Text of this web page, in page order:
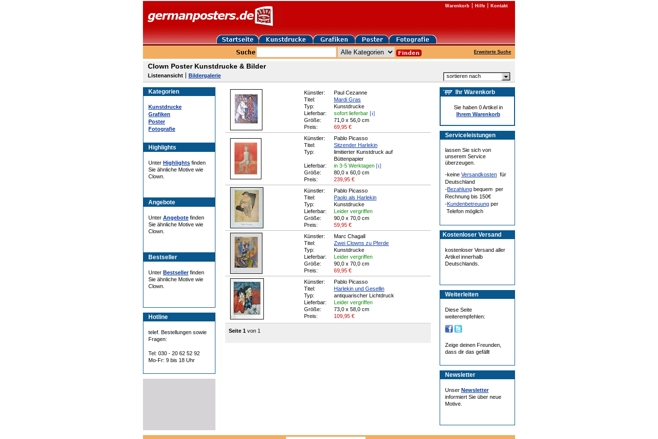
Warenkorb Hilfe Kontakt
Erweiterte Suche
Clown Poster Kunstdrucke & Bilder
Listenansicht Bildergalerie sortieren nach
Kategorien
Kunstdrucke
Grafiken
Poster
Fotografie
Highlights
Unter Highlights finden
Sie ähnliche Motive wie
Clown.
Angebote
Unter Angebote finden
Sie ähnliche Motive wie
Clown.
Bestseller
Unter Bestsellerfinden
Sie ähnliche Motive wie
Clown.
Hotline
telef. Bestellungen sowie
Fragen:
Tel: 030 - 20 62 52 92
Mo-Fr: 9 bis 18 Uhr
Künstler:
Paul Cezanne
Titel:
Mardi Gras
Typ:
Kunstdrucke
Lieferbar:
sofort lieferbar [i]
Größe:
71,0 x 56,0 cm
Preis:
69,95 €
Künstler:
Pablo Picasso
Titel:
Sitzender Harlekin
Typ:
limitierter Kunstdruck auf
Büttenpapier
Lieferbar:
in 3-5 Werktagen [i]
Größe:
80,0 x 60,0 cm
Preis:
239,95 €
Künstler:
Pablo Picasso
Titel:
Paolo als Harlekin
Typ:
Kunstdrucke
Lieferbar:
Leider vergriffen
Größe:
90,0 x 70,0 cm
Preis:
59,95 €
Künstler:
Marc Chagall
Titel:
Zwei Clowns zu Pferde
Typ:
Kunstdrucke
Lieferbar:
Leider vergriffen
Größe:
90,0 x 70,0 cm
Preis:
69,95 €
Künstler:
Pablo Picasso
Titel:
Harlekin und Gesellin
Typ:
antiquarischer Lichtdruck
Lieferbar:
Leider vergriffen
Größe:
73,0 x 58,0 cm
Preis:
109,95 €
Seite 1 von 1
Ihr Warenkorb
Sie haben 0 Artikel in
Ihrem Warenkorb
Serviceleistungen
lassen Sie sich von
unserem Service
überzeugen.
-keine Versandkosten für
Deutschland
-Bezahlung bequem per
Rechnung bis 150€
-Kundenbetreuung per
Telefon möglich
Kostenloser Versand
kostenloser Versand aller
Artikel innerhalb
Deutschlands.
Weiterleiten
Diese Seite
weiterempfehlen:
Zeige deinen Freunden,
dass dir das gefällt
Newsletter
Unser Newsletter
informiert Sie über neue
Motive.